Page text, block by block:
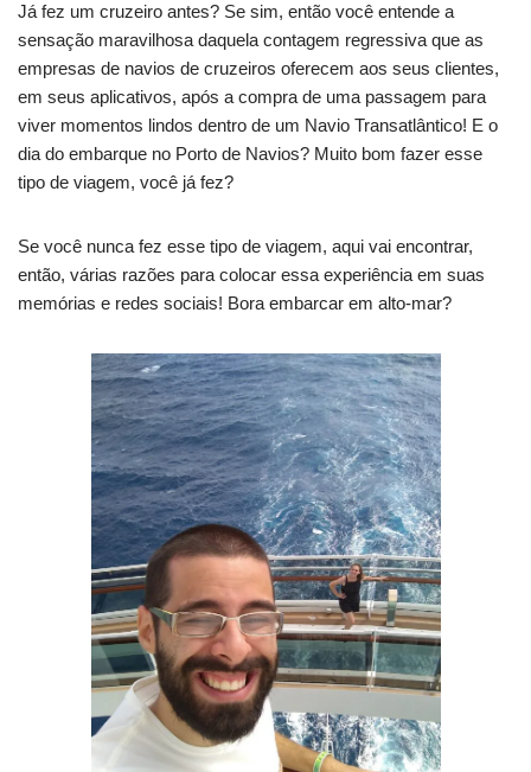
Já fez um cruzeiro antes? Se sim, então você entende a
sensação maravilhosa daquela contagem regressiva que as
empresas de navios de cruzeiros oferecem aos seus clientes,
em seus aplicativos, após a compra de uma passagem para
viver momentos lindos dentro de um Navio Transatlântico! E o
dia do embarque no Porto de Navios? Muito bom fazer esse
tipo de viagem, você já fez?
Se você nunca fez esse tipo de viagem, aqui vai encontrar,
então, várias razões para colocar essa experiência em suas
memórias e redes sociais! Bora embarcar em alto-mar?